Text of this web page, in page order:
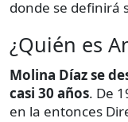
donde se definirá
¿Quién es
Molina Díaz se
casi 30 años. De
en la entonces